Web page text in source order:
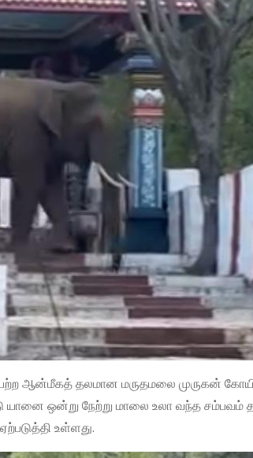
ஆன்மீகத் தலமான மருதமலை முருகன்
யானை ஒன்று நேற்று மாலை உலா வந்த
உள்ளது.